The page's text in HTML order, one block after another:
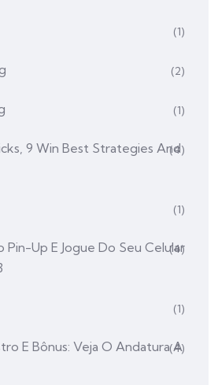
(1)
(2)
(1)
9 Win Best Strategies And
(4)
(1)
Pin-Up E Jogue Do Seu Celular
(4)
(1)
E Bônus: Veja O Andatura A
(4)